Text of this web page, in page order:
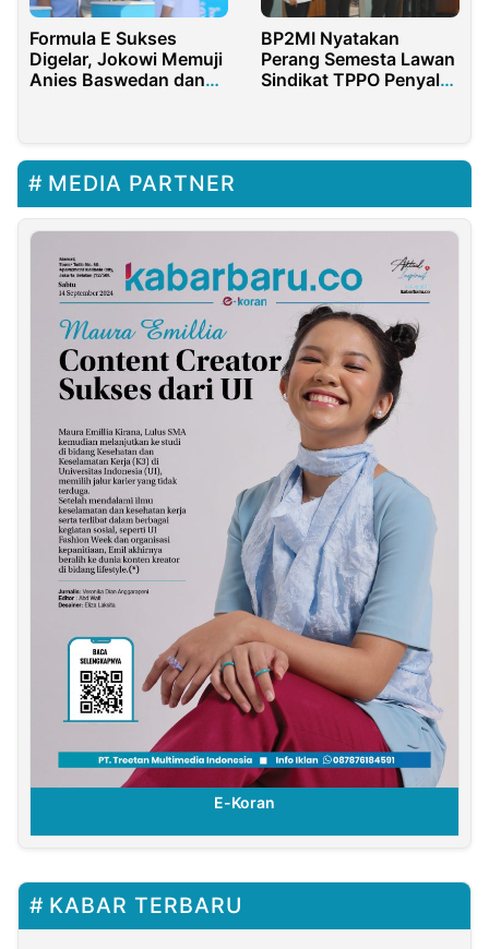
Formula E Sukses
Digelar, Jokowi Memuji
Anies Baswedan dan
BP2MI Nyatakan
Perang Semesta Lawan
Sindikat TPPO Penyalur
MEDIA PARTNER
E-Koran
KABAR TERBARU